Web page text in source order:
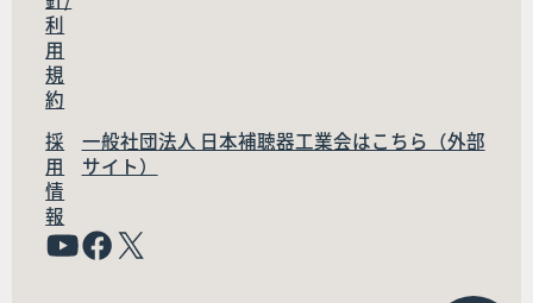
利
用
規
約
採
用
情
報
一般社団法人 日本補聴器工業会はこちら（外部
サイト）